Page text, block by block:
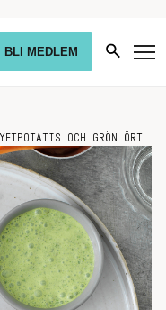
BLI MEDLEM